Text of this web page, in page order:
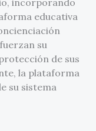
incorporando
educativa
su
de sus
la plataforma
su sistema